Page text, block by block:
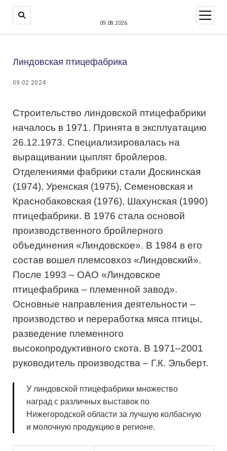
09.08.2026
меню
Линдовская птицефабрика
09.02.2024
Строительство линдовской птицефабрики
началось в 1971. Принята в эксплуатацию
26.12.1973. Специализировалась на
выращивании цыплят бройлеров.
Отделениями фабрики стали Доскинская
(1974), Уренская (1975), Семеновская и
Краснобаковская (1976), Шахунская (1990)
птицефабрики. В 1976 стала основой
производственного бройлерного
объединения «Линдовское». В 1984 в его
состав вошел племсовхоз «Линдовский».
После 1993 – ОАО «Линдовское
птицефабрика – племенной завод».
Основные направления деятельности –
производство и переработка мяса птицы,
разведение племенного
высокопродуктивного скота. В 1971–2001
руководитель производства – Г.К. Эльберт.
У линдовской птицефабрики множество
наград с различных выставок по
Нижегородской области за лучшую колбасную
и молочную продукцию в регионе.